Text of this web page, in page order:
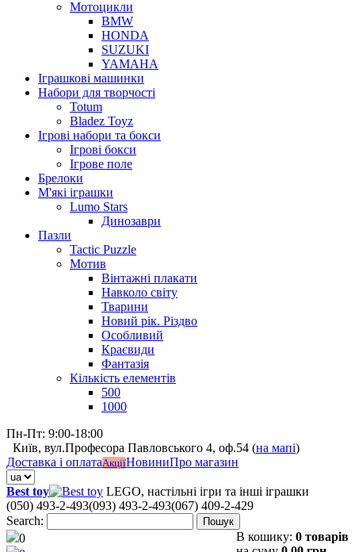
Мотоцикли
BMW
HONDA
SUZUKI
YAMAHA
Іграшкові машинки
Набори для творчості
Totum
Bladez Toyz
Ігрові набори та бокси
Ігрові бокси
Ігрове поле
Брелоки
М'які іграшки
Lumo Stars
Динозаври
Пазли
Tactic Puzzle
Мотив
Вінтажні плакати
Навколо світу
Тварини
Новий рік. Різдво
Особливий
Краєвиди
Фантазія
Кількість елементів
500
1000
Пн-Пт: 9:00-18:00
Київ, вул.Професора Павловського 4, оф.54 (на мапі)
Доставка і оплатаАкціїНовиниПро магазин
Best toy
LEGO, настільні ігри та інші іграшки
(050) 493-2-493(093) 493-2-493(067) 409-2-429
Search:
Пошук
0 В кошику: 0 товарів